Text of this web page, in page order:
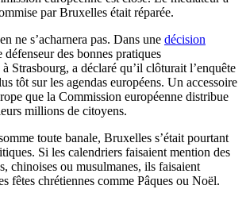
par Bruxelles était réparée.
ne s’acharnera pas. Dans une décision
défenseur des bonnes pratiques
Strasbourg, a déclaré qu’il clôturait l’enquête
tôt sur les agendas européens. Un accessoire
que la Commission européenne distribue
millions de citoyens.
toute banale, Bruxelles s’était pourtant
Si les calendriers faisaient mention des
chinoises ou musulmanes, ils faisaient
fêtes chrétiennes comme Pâques ou Noël.